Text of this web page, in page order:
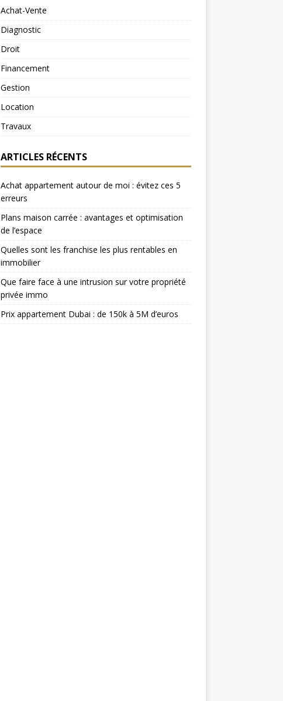
Achat-Vente
Diagnostic
Droit
Financement
Gestion
Location
Travaux
ARTICLES RÉCENTS
Achat appartement autour de moi : évitez ces 5
erreurs
Plans maison carrée : avantages et optimisation
de l’espace
Quelles sont les franchise les plus rentables en
immobilier
Que faire face à une intrusion sur votre propriété
privée immo
Prix appartement Dubai : de 150k à 5M d’euros